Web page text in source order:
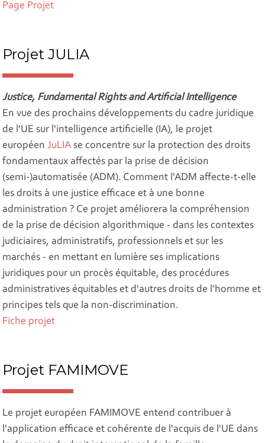
Page Projet
Projet JULIA
Justice, Fundamental Rights and Artificial Intelligence
En vue des prochains développements du cadre juridique
de l'UE sur l'intelligence artificielle (IA), le projet
européenJuLIAse concentre sur la protection des droits
fondamentaux affectés par la prise de décision
(semi-)automatisée (ADM). Comment l'ADM affecte-t-elle
les droits à une justice efficace et à une bonne
administration ? Ce projet améliorera la compréhension
de la prise de décision algorithmique - dans les contextes
judiciaires, administratifs, professionnels et sur les
marchés - en mettant en lumière ses implications
juridiques pour un procès équitable, des procédures
administratives équitables et d'autres droits de l'homme et
principes tels que la non-discrimination.
Fiche projet
Projet FAMIMOVE
Le projet européen FAMIMOVE entend contribuer à
l'application efficace et cohérente de l'acquis de l'UE dans